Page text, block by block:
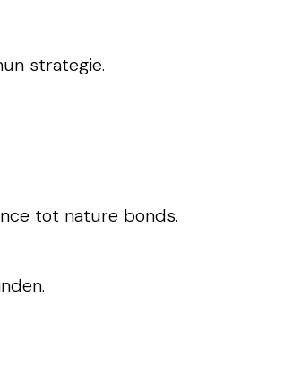
strategie.
tot nature bonds.